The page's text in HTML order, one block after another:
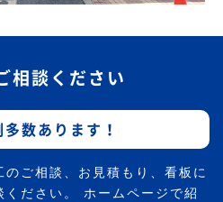
相談ください
数あります！
ご相談、お見積もり、看板に
ださい。 ホームページで紹